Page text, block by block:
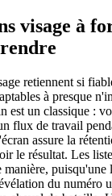
visage à
retiennent si
à presque
est un classique :
flux de travail
assure la
le résultat. Les
puisqu'une
du numéro